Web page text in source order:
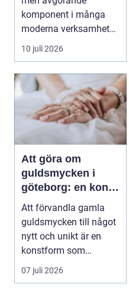
komponent i många
moderna verksamheter.
Den används för att fl...
10 juli 2026
Att göra om
guldsmycken i
göteborg: en konst
att förnya det
gamla
Att förvandla gamla
guldsmycken till något
nytt och unikt är en
konstform som
kombinerar
traditionel...
07 juli 2026